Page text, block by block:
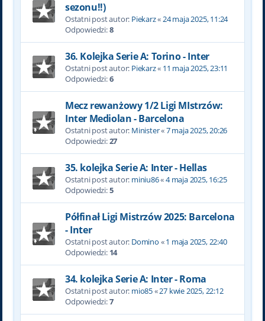
sezonu!!)
Ostatni post autor: Piekarz«24 maja 2025, 11:24
Odpowiedzi:8
36. Kolejka Serie A: Torino - Inter
Ostatni post autor: Piekarz« 11 maja 2025, 23:11
Odpowiedzi:6
Mecz rewanżowy 1/2 Ligi MIstrzów:
Inter Mediolan - Barcelona
Ostatni post autor: Minister«7 maja 2025, 20:26
Odpowiedzi:27
35. kolejka Serie A: Inter - Hellas
Ostatni post autor: miniu86«4 maja 2025, 16:25
Odpowiedzi:5
Półfinał Ligi Mistrzów 2025: Barcelona
- Inter
Ostatni post autor: Domino «1 maja 2025, 22:40
Odpowiedzi: 14
34. kolejka Serie A: Inter - Roma
Ostatni post autor: mio85«27 kwie 2025, 22:12
Odpowiedzi:7